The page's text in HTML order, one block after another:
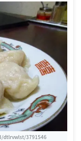
dtlrvwlst/3791546